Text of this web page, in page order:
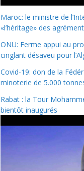
Maroc: le ministre de
«l’héritage» des
ONU: Ferme appui au
cinglant désaveu pour
Covid-19: don de la
minoterie de 5.000
Rabat : la Tour
bientôt inaugurés